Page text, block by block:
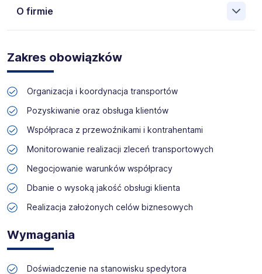
O firmie
o ponad 70-letnim doświadczeniu, działająca w 82
krajach. Na polskim rynku jesteśmy od 2001 roku i obecnie
posiadamy prawie 35 oddziałów w całym kraju. Naszym
celem jest otwieranie przed kandydatami nowych
możliwości, pomoc w znalezieniu pracy odpowiadającej
ich kwalifikacjom i doświadczeniu. Więcej informacji na
Skontaktuj się z nami - to nic nie kosztuje, możesz za to
Zakres obowiązków
Organizacja i koordynacja transportów
Pozyskiwanie oraz obsługa klientów
Współpraca z przewoźnikami i kontrahentami
Monitorowanie realizacji zleceń transportowych
Negocjowanie warunków współpracy
Dbanie o wysoką jakość obsługi klienta
Realizacja założonych celów biznesowych
Wymagania
Doświadczenie na stanowisku spedytora